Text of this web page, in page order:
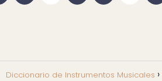
Diccionario de Instrumentos Musicales